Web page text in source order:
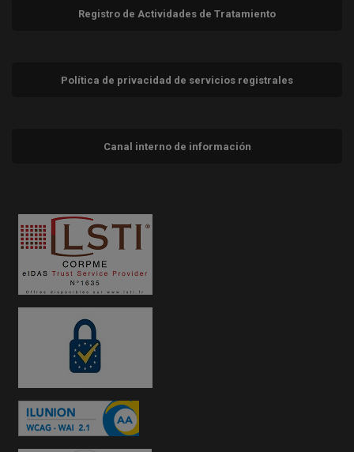
Registro de Actividades de Tratamiento
Política de privacidad de servicios registrales
Canal interno de información